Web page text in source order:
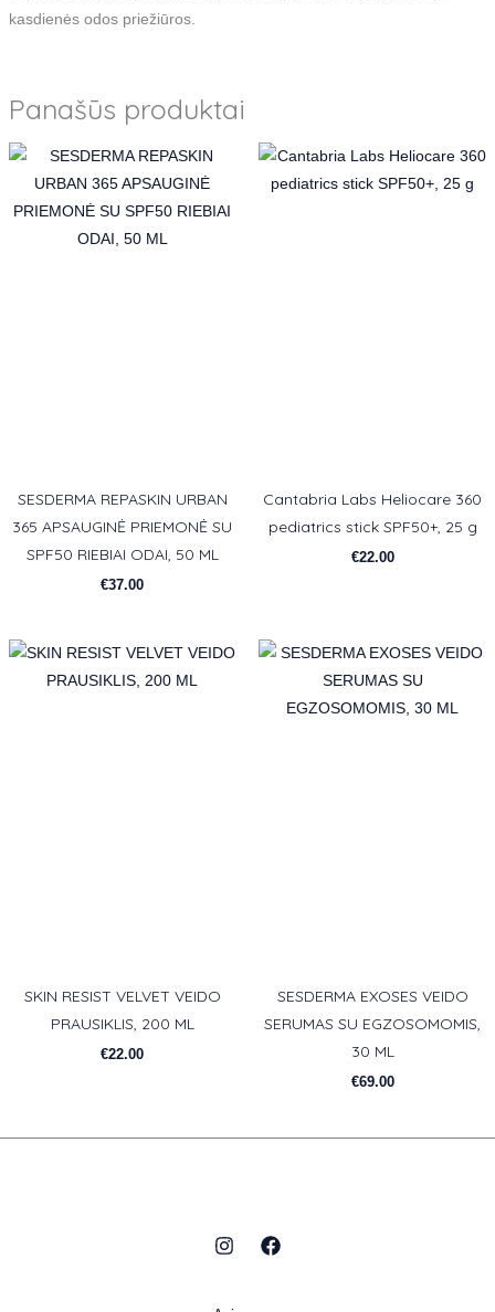
kasdienės odos priežiūros.
Panašūs produktai
SESDERMA REPASKIN URBAN
365 APSAUGINĖ PRIEMONĖ SU
SPF50 RIEBIAI ODAI, 50 ML
€37.00
Cantabria Labs Heliocare 360
pediatrics stick SPF50+, 25 g
€22.00
SKIN RESIST VELVET VEIDO
PRAUSIKLIS, 200 ML
€22.00
SESDERMA EXOSES VEIDO
SERUMAS SU EGZOSOMOMIS,
30 ML
€69.00